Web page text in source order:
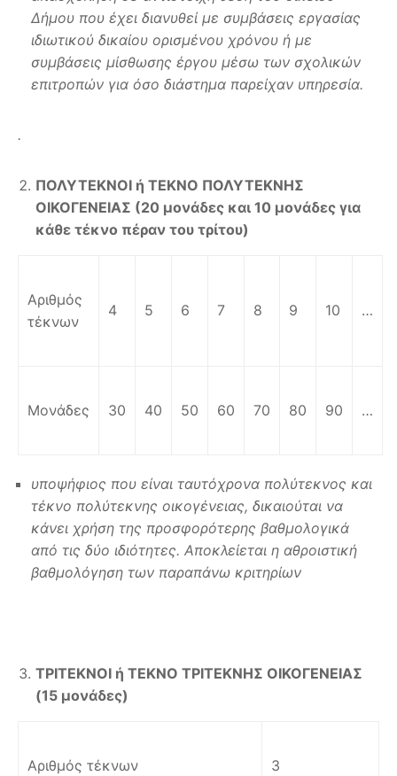
Δήμου που έχει διανυθεί με συμβάσεις εργασίας
ιδιωτικού δικαίου ορισμένου χρόνου ή με
συμβάσεις μίσθωσης έργου μέσω των σχολικών
επιτροπών για όσο διάστημα παρείχαν υπηρεσία.
.
ΠΟΛΥΤΕΚΝΟΙ ή ΤΕΚΝΟ ΠΟΛΥΤΕΚΝΗΣ
ΟΙΚΟΓΕΝΕΙΑΣ (20 μονάδες και 10 μονάδες για
κάθε τέκνο πέραν του τρίτου)
Αριθμός
τέκνων
4 5 6 7 8 9 10 …
Μονάδες 30 40 50 60 70 80 90 …
υποψήφιος που είναι ταυτόχρονα πολύτεκνος και
τέκνο πολύτεκνης οικογένειας, δικαιούται να
κάνει χρήση της προσφορότερης βαθμολογικά
από τις δύο ιδιότητες. Αποκλείεται η αθροιστική
βαθμολόγηση των παραπάνω κριτηρίων
ΤΡΙΤΕΚΝΟΙ ή ΤΕΚΝΟ ΤΡΙΤΕΚΝΗΣ ΟΙΚΟΓΕΝΕΙΑΣ
(15 μονάδες)
Αριθμός τέκνων 3